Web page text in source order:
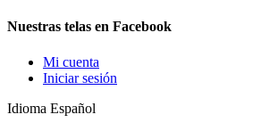
Nuestras telas en Facebook
Mi cuenta
Iniciar sesión
Idioma Español